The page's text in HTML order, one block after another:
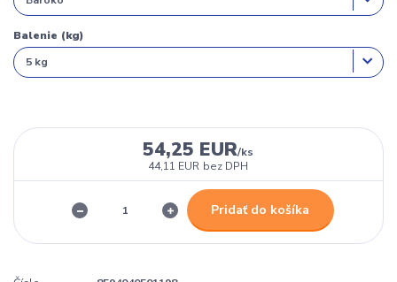
Balenie (kg)
54,25 EUR/ks
44,11 EUR bez DPH
Pridať do košíka